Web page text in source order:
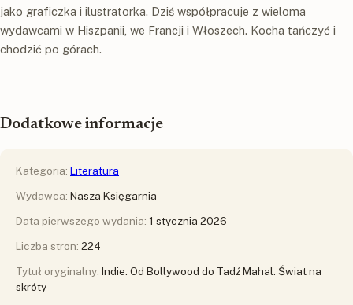
jako graficzka i ilustratorka. Dziś współpracuje z wieloma
wydawcami w Hiszpanii, we Francji i Włoszech. Kocha tańczyć i
chodzić po górach.
Dodatkowe informacje
Kategoria: Literatura
Wydawca: Nasza Księgarnia
Data pierwszego wydania: 1 stycznia 2026
Liczba stron: 224
Tytuł oryginalny: Indie. Od Bollywood do Tadź Mahal. Świat na
skróty